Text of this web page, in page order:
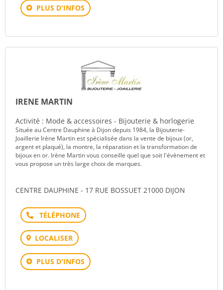
PLUS D'INFOS
IRENE MARTIN
Activité : Mode & accessoires - Bijouterie & horlogerie
Située au Centre Dauphine à Dijon depuis 1984, la Bijouterie-
Joaillerie Irène Martin est spécialisée dans la vente de bijoux (or,
argent et plaqué), la montre, la réparation et la transformation de
bijoux en or. Irène Martin vous conseille quel que soit l'évènement et
vous propose un très large choix de marques.
CENTRE DAUPHINE - 17 RUE BOSSUET 21000 DIJON
Téléphone
LOCALISER
PLUS D'INFOS